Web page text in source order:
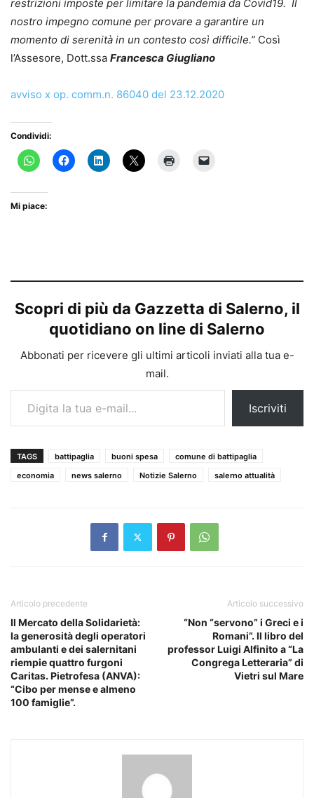
restrizioni imposte per limitare la pandemia da Covid19. Il
nostro impegno comune per provare a garantire un
momento di serenità in un contesto così difficile.” Così
l’Assesore, Dott.ssa Francesca Giugliano
avviso x op. comm.n. 86040 del 23.12.2020
Condividi:
Mi piace:
Scopri di più da Gazzetta di Salerno, il
quotidiano on line di Salerno
Abbonati per ricevere gli ultimi articoli inviati alla tua e-
mail.
Digita la tua e-mail...
Iscriviti
TAGS battipaglia buoni spesa
comune di battipaglia
economia
news salerno Notizie Salerno salerno attualità
Articolo precedente
Il Mercato della Solidarietà:
la generosità degli operatori
ambulanti e dei salernitani
riempie quattro furgoni
Caritas. Pietrofesa (ANVA):
“Cibo per mense e almeno
100 famiglie”.
Articolo successivo
“Non “servono” i Greci e i
Romani”. Il libro del
professor Luigi Alfinito a “La
Congrega Letteraria” di
Vietri sul Mare